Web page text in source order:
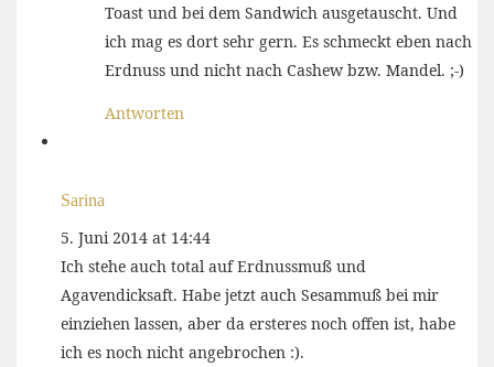
Toast und bei dem Sandwich ausgetauscht. Und
ich mag es dort sehr gern. Es schmeckt eben nach
Erdnuss und nicht nach Cashew bzw. Mandel. ;-)
Antworten
Sarina
5. Juni 2014 at 14:44
Ich stehe auch total auf Erdnussmuß und
Agavendicksaft. Habe jetzt auch Sesammuß bei mir
einziehen lassen, aber da ersteres noch offen ist, habe
ich es noch nicht angebrochen :).